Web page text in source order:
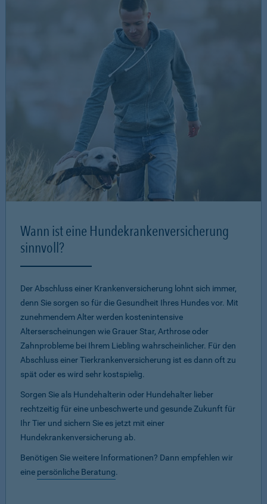
Wann ist eine Hundekrankenversicherung
sinnvoll?
Der Abschluss einer Krankenversicherung lohnt sich immer,
denn Sie sorgen so für die Gesundheit Ihres Hundes vor. Mit
zunehmendem Alter werden kostenintensive
Alterserscheinungen wie Grauer Star, Arthrose oder
Zahnprobleme bei Ihrem Liebling wahrscheinlicher. Für den
Abschluss einer Tierkrankenversicherung ist es dann oft zu
spät oder es wird sehr kostspielig.
Sorgen Sie als Hundehalterin oder Hundehalter lieber
rechtzeitig für eine unbeschwerte und gesunde Zukunft für
Ihr Tier und sichern Sie es jetzt mit einer
Hundekrankenversicherung ab.
Benötigen Sie weitere Informationen? Dann empfehlen wir
eine persönliche Beratung.